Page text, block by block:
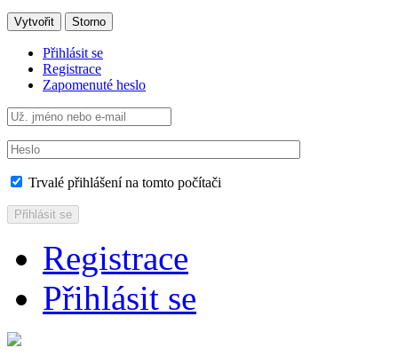
Vytvořit Storno
Přihlásit se
Registrace
Zapomenuté heslo
Trvalé přihlášení na tomto počítači
Přihlásit se
Registrace
Přihlásit se